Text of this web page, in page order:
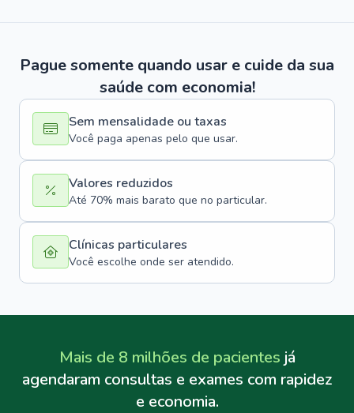
Pague somente quando usar e cuide da sua
saúde com economia!
Sem mensalidade ou taxas
Você paga apenas pelo que usar.
Valores reduzidos
Até 70% mais barato que no particular.
Clínicas particulares
Você escolhe onde ser atendido.
Mais de 8 milhões de pacientes já
agendaram consultas e exames com rapidez
e economia.